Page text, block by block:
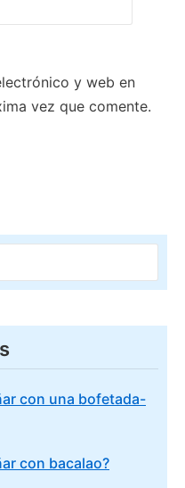
y web en
vez que comente.
con una bofetada-
con bacalao?